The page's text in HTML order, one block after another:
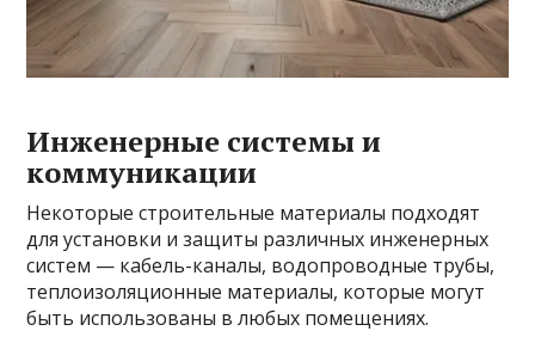
Инженерные системы и
коммуникации
Некоторые строительные материалы подходят
для установки и защиты различных инженерных
систем — кабель-каналы, водопроводные трубы,
теплоизоляционные материалы, которые могут
быть использованы в любых помещениях.